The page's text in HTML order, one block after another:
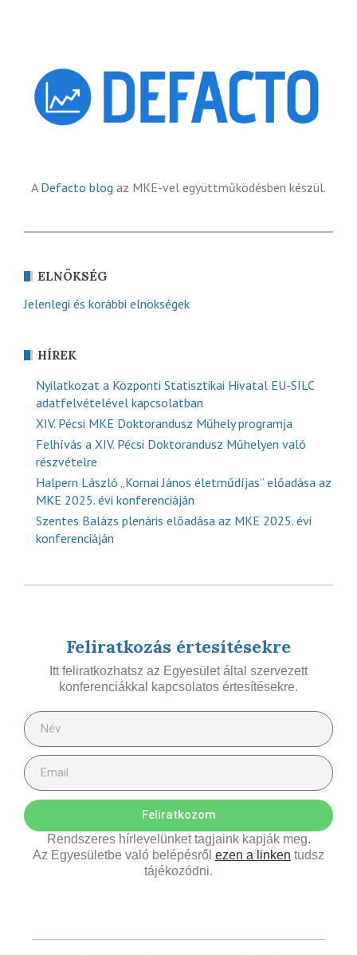
A Defacto blog az MKE-vel együttműködésben készül.
ELNÖKSÉG
Jelenlegi és korábbi elnökségek
HÍREK
Nyilatkozat a Központi Statisztikai Hivatal EU-SILC
adatfelvételével kapcsolatban
XIV. Pécsi MKE Doktorandusz Műhely programja
Felhívás a XIV. Pécsi Doktorandusz Műhelyen való
részvételre
Halpern László „Kornai János életműdíjas” előadása az
MKE 2025. évi konferenciáján
Szentes Balázs plenáris előadása az MKE 2025. évi
konferenciáján
Feliratkozás értesítésekre
Itt feliratkozhatsz az Egyesület által szervezett
konferenciákkal kapcsolatos értesítésekre.
Feliratkozom
Rendszeres hírlevelünket tagjaink kapják meg.
Az Egyesületbe való belépésről ezen a linken tudsz
tájékozódni.